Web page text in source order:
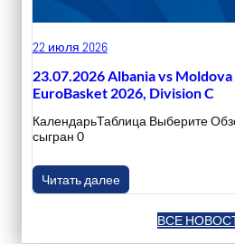
22 июля 2026
23.07.2026 Albania vs
EuroBasket 2026, Division C
КалендарьТаблица Выберите
сыгран 0
Читать далее
ВСЕ